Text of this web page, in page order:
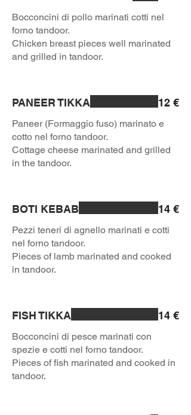
Bocconcini di pollo marinati cotti nel
forno tandoor.
Chicken breast pieces well marinated
and grilled in tandoor.
PANEER TIKKA
Paneer (Formaggio fuso) marinato e
cotto nel forno tandoor.
Cottage cheese marinated and grilled
in the tandoor.
12 €
BOTI KEBAB
Pezzi teneri di agnello marinati e cotti
nel forno tandoor.
Pieces of lamb marinated and cooked
in tandoor.
14 €
FISH TIKKA
Bocconcini di pesce marinati con
spezie e cotti nel forno tandoor.
Pieces of fish marinated and cooked in
tandoor.
14 €